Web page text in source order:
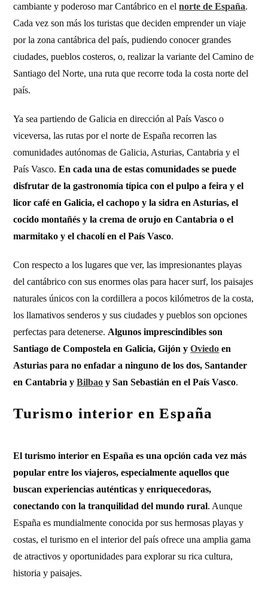
cambiante y poderoso mar Cantábrico en elnorte de España.
Cada vez son más los turistas que deciden emprender un viaje
por la zona cantábrica del país, pudiendo conocer grandes
ciudades, pueblos costeros, o, realizar la variante del Camino de
Santiago del Norte, una ruta que recorre toda la costa norte del
país.
Ya sea partiendo de Galicia en dirección al País Vasco o
viceversa, las rutas por el norte de España recorren las
comunidades autónomas de Galicia, Asturias, Cantabria y el
País Vasco.En cada una de estas comunidades se puede
disfrutar de la gastronomía típica con el pulpo a feira y el
licor café en Galicia, el cachopo y la sidra en Asturias, el
cocido montañés y la crema de orujo en Cantabria o el
marmitako y el chacolí en el País Vasco.
Con respecto a los lugares que ver, las impresionantes playas
del cantábrico con sus enormes olas para hacer surf, los paisajes
naturales únicos con la cordillera a pocos kilómetros de la costa,
los llamativos senderos y sus ciudades y pueblos son opciones
perfectas para detenerse. Algunos imprescindibles son
Santiago de Compostela en Galicia, Gijón yOviedo en
Asturias para no enfadar a ninguno de los dos, Santander
en Cantabria yBilbao y San Sebastián en el País Vasco.
Turismo interior en España
El turismo interior en España es una opción cada vez más
popular entre los viajeros, especialmente aquellos que
buscan experiencias auténticas y enriquecedoras,
conectando con la tranquilidad del mundo rural. Aunque
España es mundialmente conocida por sus hermosas playas y
costas, el turismo en el interior del país ofrece una amplia gama
de atractivos y oportunidades para explorar su rica cultura,
historia y paisajes.